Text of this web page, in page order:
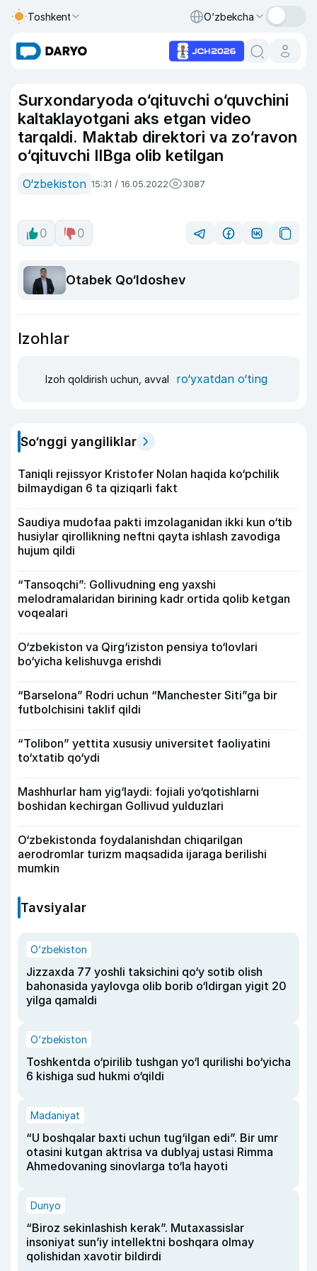
Toshkent O‘zbekcha
Surxondaryoda o‘qituvchi o‘quvchini
kaltaklayotgani aks etgan video
tarqaldi. Maktab direktori va zo‘ravon
o‘qituvchi IIBga olib ketilgan
O‘zbekiston 15:31 / 16.05.2022 3087
0 0
Otabek Qo‘ldoshev
Izohlar
Izoh qoldirish uchun, avval ro‘yxatdan o‘ting
So‘nggi yangiliklar
Taniqli rejissyor Kristofer Nolan haqida ko‘pchilik
bilmaydigan 6 ta qiziqarli fakt
Saudiya mudofaa pakti imzolaganidan ikki kun o‘tib
husiylar qirollikning neftni qayta ishlash zavodiga
hujum qildi
“Tansoqchi”: Gollivudning eng yaxshi
melodramalaridan birining kadr ortida qolib ketgan
voqealari
O‘zbekiston va Qirg‘iziston pensiya to‘lovlari
bo‘yicha kelishuvga erishdi
“Barselona” Rodri uchun “Manchester Siti”ga bir
futbolchisini taklif qildi
“Tolibon” yettita xususiy universitet faoliyatini
to‘xtatib qo‘ydi
Mashhurlar ham yig‘laydi: fojiali yo‘qotishlarni
boshidan kechirgan Gollivud yulduzlari
O‘zbekistonda foydalanishdan chiqarilgan
aerodromlar turizm maqsadida ijaraga berilishi
mumkin
Tavsiyalar
O‘zbekiston
Jizzaxda 77 yoshli taksichini qo‘y sotib olish
bahonasida yaylovga olib borib o‘ldirgan yigit 20
yilga qamaldi
O‘zbekiston
Toshkentda o‘pirilib tushgan yo‘l qurilishi bo‘yicha
6 kishiga sud hukmi o‘qildi
Madaniyat
“U boshqalar baxti uchun tug‘ilgan edi”. Bir umr
otasini kutgan aktrisa va dublyaj ustasi Rimma
Ahmedovaning sinovlarga to‘la hayoti
Dunyo
“Biroz sekinlashish kerak”. Mutaxassislar
insoniyat sun’iy intellektni boshqara olmay
qolishidan xavotir bildirdi